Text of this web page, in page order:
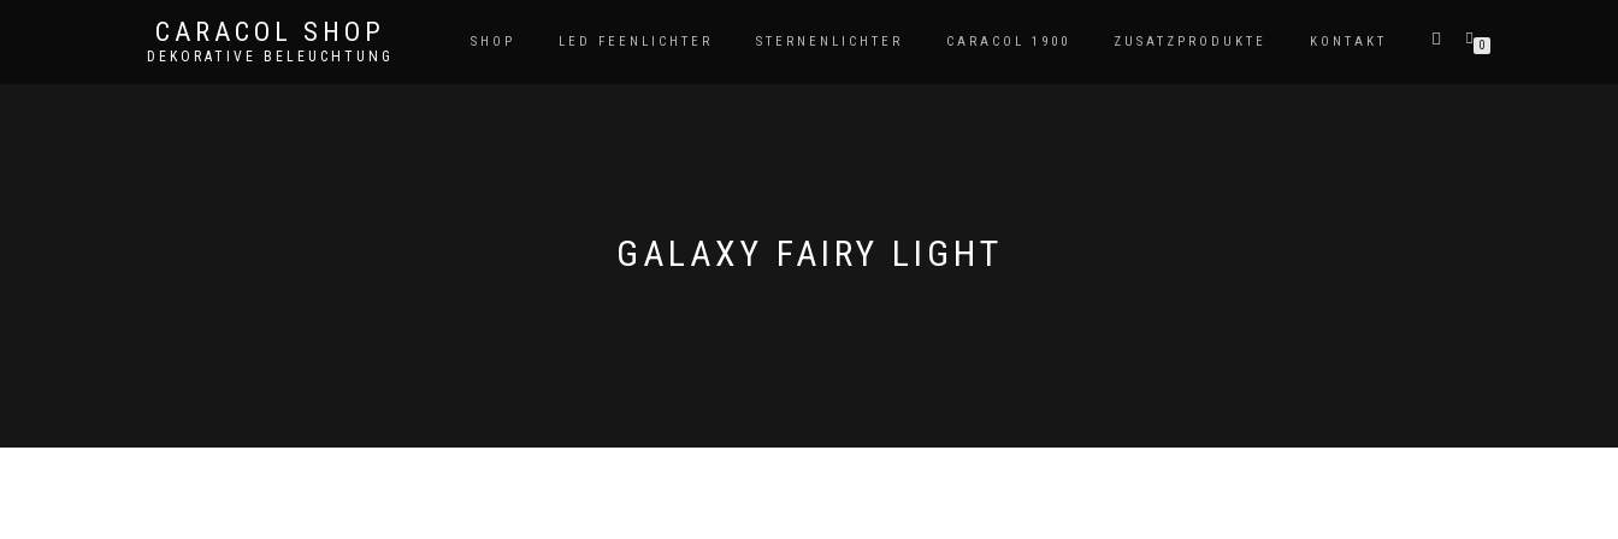
CARACOL SHOP
DEKORATIVE BELEUCHTUNG
SHOP LED FEENLICHTER STERNENLICHTER CARACOL 1900 ZUSATZPRODUKTE KONTAKT 0
GALAXY FAIRY LIGHT